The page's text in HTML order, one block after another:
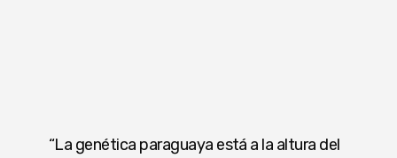
“La genética paraguaya está a la altura del